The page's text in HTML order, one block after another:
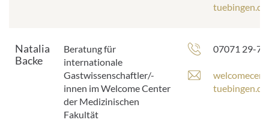
-
i
-
A
tuebingen.de
Natalia
Backe
Beratung für
internationale
Gastwissenschaftler/-
innen im Welcome Center
der Medizinischen
Fakultät
07071 29-
E
-
tuebingen.de